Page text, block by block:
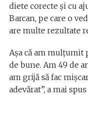
diete corecte și cu
Barcan, pe care o
are multe rezultate
Așa că am
de bune. Am 49 de
am grijă să fac
adevărat”, a mai spus